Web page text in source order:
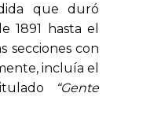
que duró
1891 hasta el
secciones con
incluía el
“Gente